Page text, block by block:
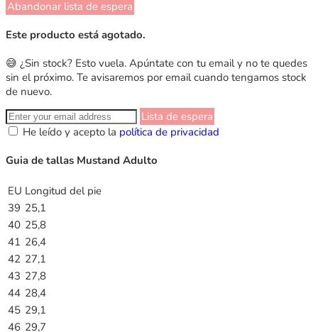
Abandonar lista de espera
Este producto está agotado.
😅 ¿Sin stock? Esto vuela. Apúntate con tu email y no te quedes
sin el próximo. Te avisaremos por email cuando tengamos stock
de nuevo.
Lista de espera
He leído y acepto la política de privacidad
Guia de tallas Mustand Adulto
EU Longitud del pie
39 25,1
40 25,8
41 26,4
42 27,1
43 27,8
44 28,4
45 29,1
46 29,7